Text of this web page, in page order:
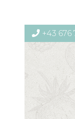
+43 676